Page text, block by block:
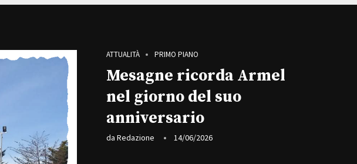
ATTUALITÀ PRIMO PIANO
Mesagne ricorda Armel
nel giorno del suo
anniversario
da Redazione 14/06/2026